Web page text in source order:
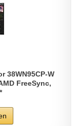
38WN95CP-W
FreeSync,